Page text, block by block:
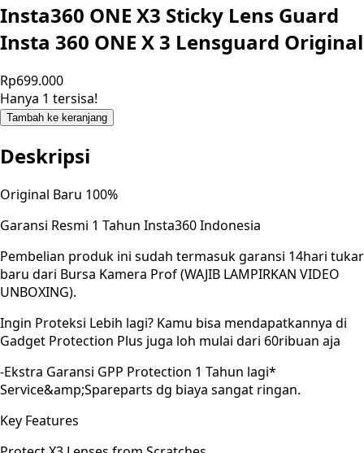
Insta360 ONE X3 Sticky Lens Guard
Insta 360 ONE X 3 Lensguard Original
Rp699.000
Hanya 1 tersisa!
Tambah ke keranjang
Deskripsi
Original Baru 100%
Garansi Resmi 1 Tahun Insta360 Indonesia
Pembelian produk ini sudah termasuk garansi 14hari tukar
baru dari Bursa Kamera Prof (WAJIB LAMPIRKAN VIDEO
UNBOXING).
Ingin Proteksi Lebih lagi? Kamu bisa mendapatkannya di
Gadget Protection Plus juga loh mulai dari 60ribuan aja
-Ekstra Garansi GPP Protection 1 Tahun lagi*
Service&amp;Spareparts dg biaya sangat ringan.
Key Features